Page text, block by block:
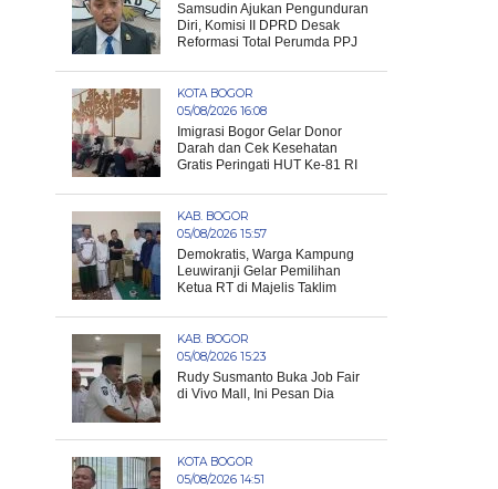
Samsudin Ajukan Pengunduran
Diri, Komisi II DPRD Desak
Reformasi Total Perumda PPJ
KOTA BOGOR
05/08/2026 16:08
Imigrasi Bogor Gelar Donor
Darah dan Cek Kesehatan
Gratis Peringati HUT Ke-81 RI
KAB. BOGOR
05/08/2026 15:57
Demokratis, Warga Kampung
Leuwiranji Gelar Pemilihan
Ketua RT di Majelis Taklim
KAB. BOGOR
05/08/2026 15:23
Rudy Susmanto Buka Job Fair
di Vivo Mall, Ini Pesan Dia
KOTA BOGOR
05/08/2026 14:51